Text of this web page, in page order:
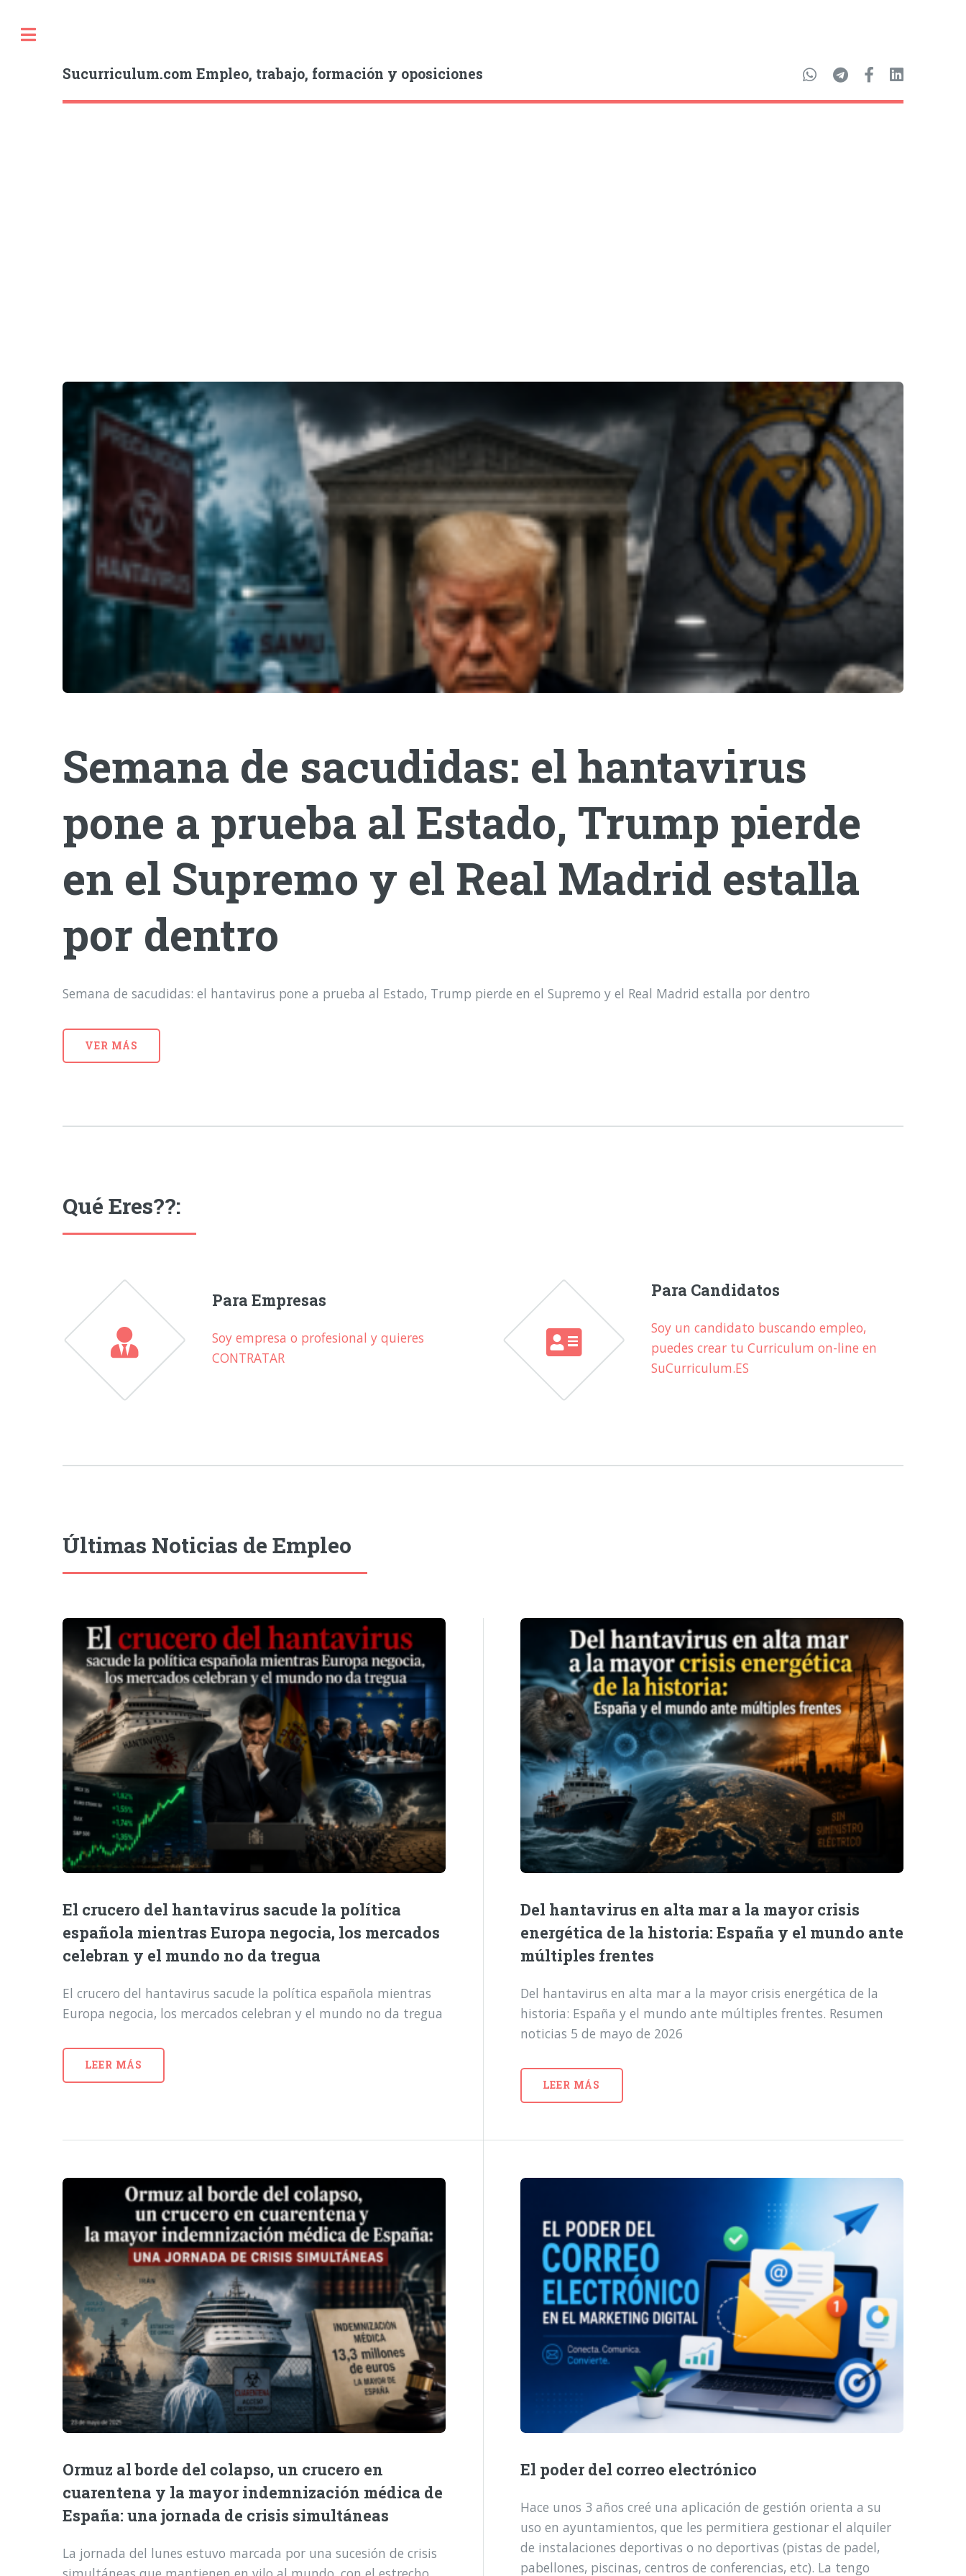
Sucurriculum.com Empleo, trabajo, formación y oposiciones
Semana de sacudidas: el hantavirus
pone a prueba al Estado, Trump pierde
en el Supremo y el Real Madrid estalla
por dentro
Semana de sacudidas: el hantavirus pone a prueba al Estado, Trump pierde en el Supremo y el Real Madrid estalla por dentro
VER MÁS
Qué Eres??:
Para Empresas
Soy empresa o profesional y quieres
CONTRATAR
Para Candidatos
Soy un candidato buscando empleo,
puedes crear tu Curriculum on-line en
SuCurriculum.ES
Últimas Noticias de Empleo
El crucero del hantavirus sacude la política
española mientras Europa negocia, los mercados
celebran y el mundo no da tregua
El crucero del hantavirus sacude la política española mientras
Europa negocia, los mercados celebran y el mundo no da tregua
LEER MÁS
Del hantavirus en alta mar a la mayor crisis
energética de la historia: España y el mundo ante
múltiples frentes
Del hantavirus en alta mar a la mayor crisis energética de la
historia: España y el mundo ante múltiples frentes. Resumen
noticias 5 de mayo de 2026
LEER MÁS
Ormuz al borde del colapso, un crucero en
cuarentena y la mayor indemnización médica de
España: una jornada de crisis simultáneas
La jornada del lunes estuvo marcada por una sucesión de crisis
El poder del correo electrónico
Hace unos 3 años creé una aplicación de gestión orienta a su
uso en ayuntamientos, que les permitiera gestionar el alquiler
de instalaciones deportivas o no deportivas (pistas de padel,
pabellones, piscinas, centros de conferencias, etc). La tengo